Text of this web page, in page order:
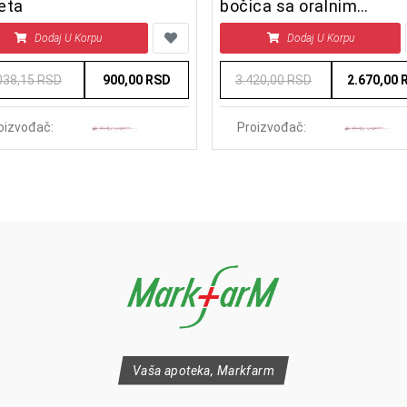
Dodaj U Korpu
RSD 900,00 RSD
bočica sa oralnim
rastvorom
Dodaj U Korpu
3.420,00 RSD 2.670,00
Proizvođač:
Vaša apoteka, Markfarm